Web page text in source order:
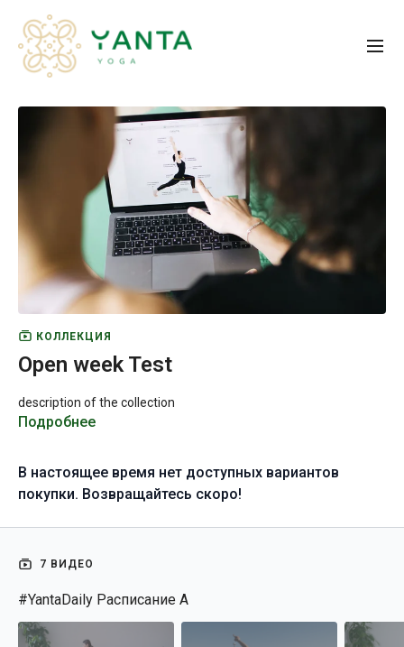
КОЛЛЕКЦИЯ
Open week Test
description of the collection
Подробнее
В настоящее время нет доступных вариантов
покупки. Возвращайтесь скоро!
7 ВИДЕО
#YantaDaily Расписание А